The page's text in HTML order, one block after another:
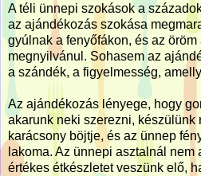
A téli ünnepi szokások a
az ajándékozás szokása
gyúlnak a fenyőfákon, és az
megnyilvánul. Sohasem az
a szándék, a figyelmesség,
Az ajándékozás lényege, hogy
akarunk neki szerezni, készülünk
karácsony böjtje, és az ünnep
lakoma. Az ünnepi asztalnál nem
értékes étkészletet veszünk elő,